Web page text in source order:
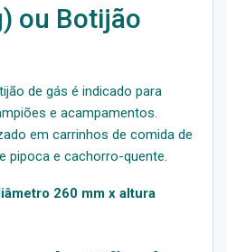
ou Botijão
de gás é indicado para
e acampamentos.
em carrinhos de comida de
pipoca e cachorro-quente.
260 mm x altura